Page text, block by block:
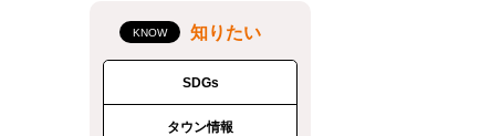
知りたい
SDGs
タウン情報